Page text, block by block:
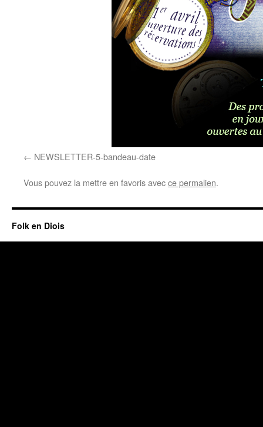
NEWSLETTER-5-bandeau-date
Vous pouvez la mettre en favoris avecce permalien.
Folk en Diois